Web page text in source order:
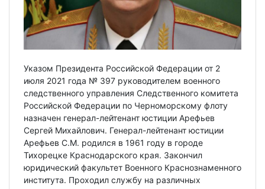
Указом Президента Российской Федерации от 2
июля 2021 года № 397 руководителем военного
следственного управления Следственного комитета
Российской Федерации по Черноморскому флоту
назначен генерал-лейтенант юстиции Арефьев
Сергей Михайлович. Генерал-лейтенант юстиции
Арефьев С.М. родился в 1961 году в городе
Тихорецке Краснодарского края. Закончил
юридический факультет Военного Краснознаменного
института. Проходил службу на различных